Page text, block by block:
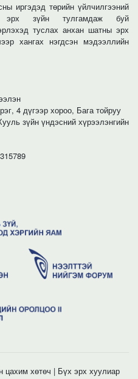
иргэдэд төрийн үйлчилгээний
эрх зүйн тулгамдаж буй
туслах анхан шатны эрх
хангах нэгдсэн мэдээллийн
4 дүгээр хороо, Бага тойруу
зүйн үндэсний хүрээлэнгийн
цахим хөтөч | Бүх эрх хуулиар